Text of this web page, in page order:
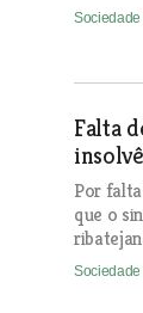
Sociedade
Falta
Por
que o
Sociedade